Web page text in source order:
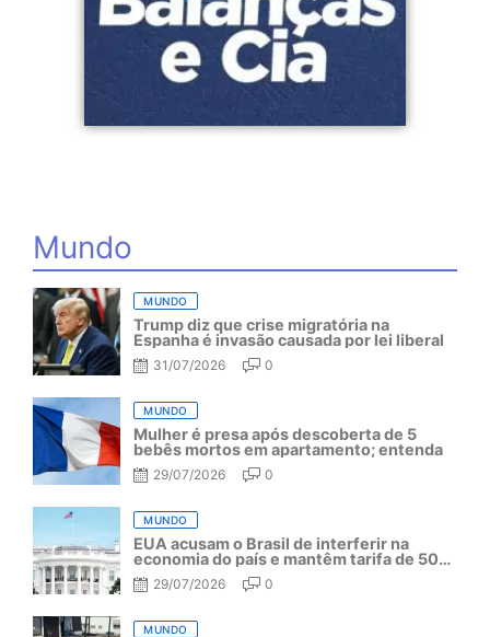
Mundo
MUNDO
Trump diz que crise migratória na
Espanha é invasão causada por lei liberal
31/07/2026 0
MUNDO
Mulher é presa após descoberta de 5
bebês mortos em apartamento; entenda
29/07/2026 0
MUNDO
EUA acusam o Brasil de interferir na
economia do país e mantêm tarifa de 50%
por mais um ano
29/07/2026 0
MUNDO